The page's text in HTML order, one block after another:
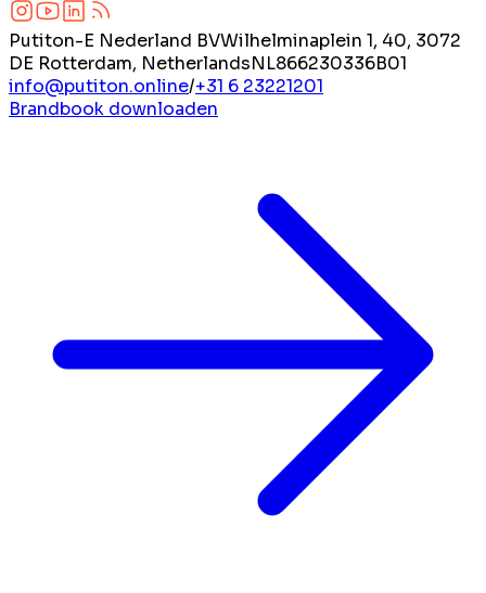
Putiton-E Nederland BVWilhelminaplein 1, 40, 3072
DE Rotterdam, NetherlandsNL866230336B01
info@putiton.online/+31 6 23221201
Brandbook downloaden